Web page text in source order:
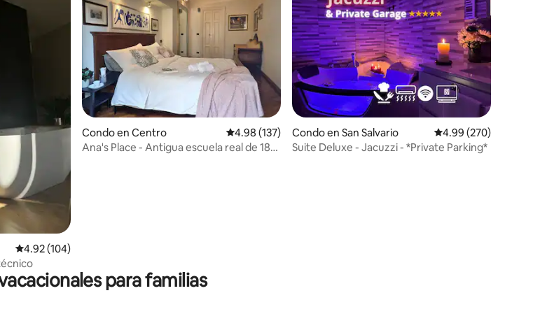
Calificación promedio: 4.92 de 5, 104 reseñas
4.92 (104)
Condo en Centro Calificación promedio: 4.98 de 5, 137 reseñas
4.98 (137)
Ana's Place - Antigua escuela real de 180
Condo en San Salvario Calificación promedio:
4.99 (270)
Suite Deluxe - Jacuzzi - *Private Parking*
para familias